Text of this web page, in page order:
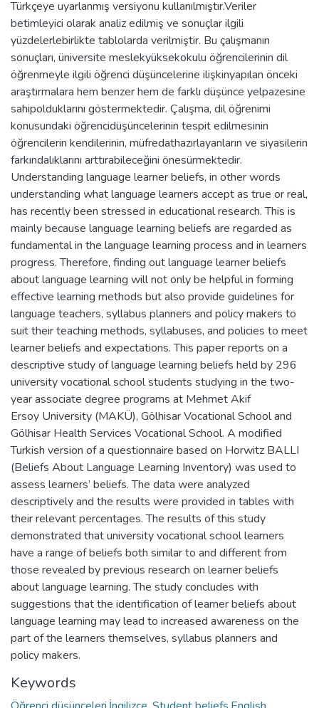
Türkçeye uyarlanmış versiyonu kullanılmıştır.Veriler
betimleyici olarak analiz edilmiş ve sonuçlar ilgili
yüzdelerlebirlikte tablolarda verilmiştir. Bu çalışmanın
sonuçları, üniversite meslekyüksekokulu öğrencilerinin dil
öğrenmeyle ilgili öğrenci düşüncelerine ilişkinyapılan önceki
araştırmalara hem benzer hem de farklı düşünce yelpazesine
sahipolduklarını göstermektedir. Çalışma, dil öğrenimi
konusundaki öğrencidüşüncelerinin tespit edilmesinin
öğrencilerin kendilerinin, müfredathazırlayanların ve siyasilerin
farkındalıklarını arttırabileceğini önesürmektedir.
Understanding language learner beliefs, in other words
understanding what language learners accept as true or real,
has recently been stressed in educational research. This is
mainly because language learning beliefs are regarded as
fundamental in the language learning process and in learners
progress. Therefore, finding out language learner beliefs
about language learning will not only be helpful in forming
effective learning methods but also provide guidelines for
language teachers, syllabus planners and policy makers to
suit their teaching methods, syllabuses, and policies to meet
learner beliefs and expectations. This paper reports on a
descriptive study of language learning beliefs held by 296
university vocational school students studying in the two-
year associate degree programs at Mehmet Akif
Ersoy University (MAKÜ), Gölhisar Vocational School and
Gölhisar Health Services Vocational School. A modified
Turkish version of a questionnaire based on Horwitz BALLI
(Beliefs About Language Learning Inventory) was used to
assess learners’ beliefs. The data were analyzed
descriptively and the results were provided in tables with
their relevant percentages. The results of this study
demonstrated that university vocational school learners
have a range of beliefs both similar to and different from
those revealed by previous research on learner beliefs
about language learning. The study concludes with
suggestions that the identification of learner beliefs about
language learning may lead to increased awareness on the
part of the learners themselves, syllabus planners and
policy makers.
Keywords